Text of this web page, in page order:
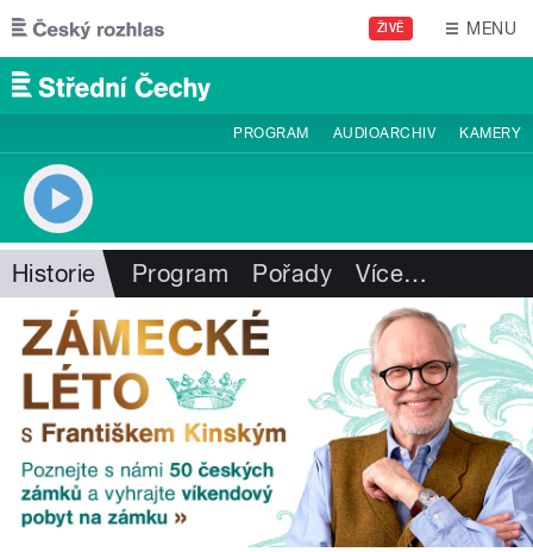
Přejít k hlavnímu obsahu
ŽIVĚ MENU
PROGRAM AUDIOARCHIV KAMERY
Historie Program Pořady Více…